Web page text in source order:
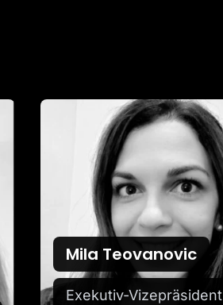
Mila Teovanovic
Exekutiv-Vizepräsident